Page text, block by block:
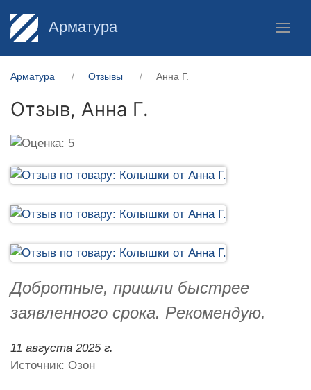
Арматура
Арматура Отзывы Анна Г.
Отзыв, Анна Г.
Добротные, пришли быстрее
заявленного срока. Рекомендую.
11 августа 2025 г.
Источник: Озон